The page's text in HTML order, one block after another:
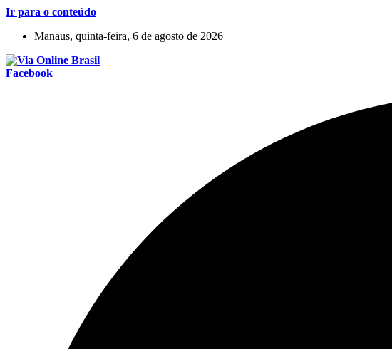
Ir para o conteúdo
Manaus, quinta-feira, 6 de agosto de 2026
Facebook